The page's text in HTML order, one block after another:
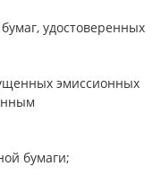
удостоверенных
эмиссионных
бумаги;